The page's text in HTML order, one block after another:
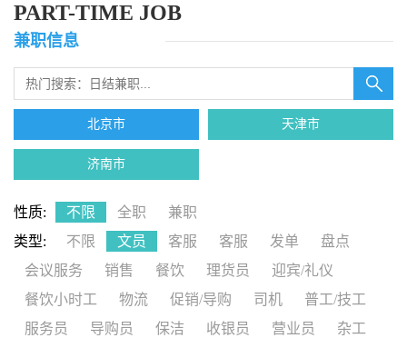
PART-TIME JOB
兼职信息
北京市 天津市
济南市
性质: 不限 全职
兼职
类型:
不限 文员 客服 客服 发单
盘点
会议服务
销售 餐饮 理货员
迎宾/礼仪
餐饮小时工
物流 促销/导购 司机
普工/技工
服务员
导购员 保洁 收银员 营业员
杂工